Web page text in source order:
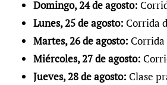
Domingo, 24 de agosto:
Lunes, 25 de agosto: Corrida
Martes, 26 de agosto: Corrida
Miércoles, 27 de agosto:
Jueves, 28 de agosto: Clase